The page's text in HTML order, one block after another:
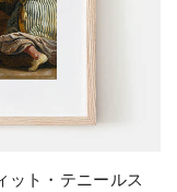
ット・テニールス